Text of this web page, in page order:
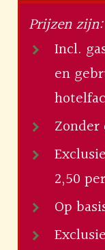
Prijzen zijn:
Incl.
en
Zonder
2,50
Op